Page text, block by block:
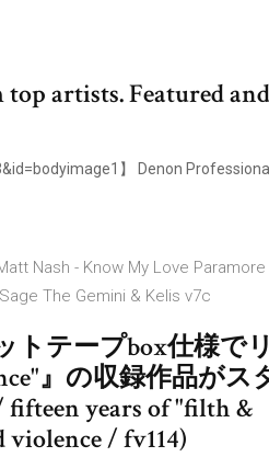
artists. Featured and
】 Denon
Nash - Know My Love Paramore
The Gemini & Kelis v7c
トテープbox仕様で
』の収録作品がス
years of "filth &
/ fv114)